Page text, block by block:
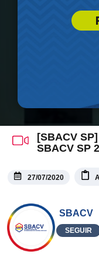
[SBACV
SBACV SP
27/07/2020
SBACV
SEGUIR